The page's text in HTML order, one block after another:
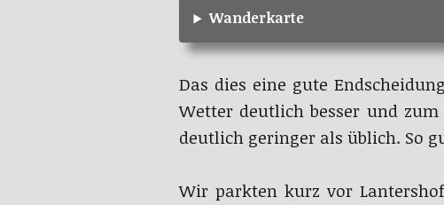
Wanderkarte
Das dies eine gute
Wetter deutlich besser und
deutlich geringer als üblich. So
Wir parkten kurz vor